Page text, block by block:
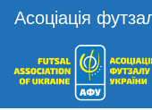
Асоціація